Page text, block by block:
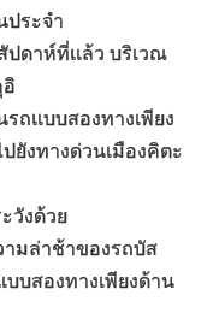
ระจำ
ปดาห์ที่แล้ว บริเวณ
ถแบบสองทางเพียง
ยังทางด่วนเมืองคิตะ
วังด้วย
มล่าช้าของรถบัส
บสองทางเพียงด้าน